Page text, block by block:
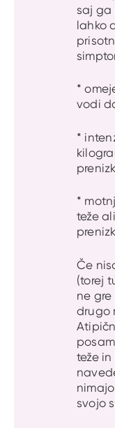
saj ga
lahko
*
vodi
*
*
teže
Če
(torej
ne gre
drugo
teže
svojo